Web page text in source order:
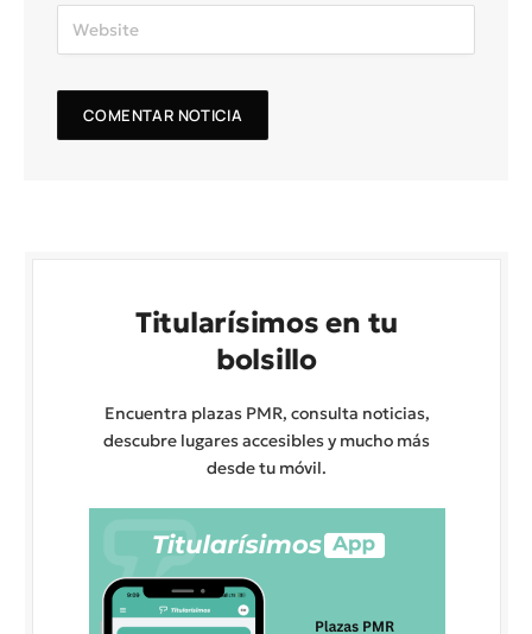
Titularísimos en tu
bolsillo
Encuentra plazas PMR, consulta noticias,
descubre lugares accesibles y mucho más
desde tu móvil.